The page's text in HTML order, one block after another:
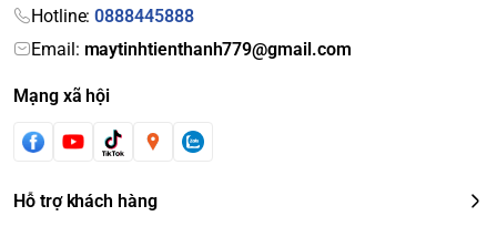
Hotline:0888445888
Email: maytinhtienthanh779@gmail.com
Mạng xã hội
Hỗ trợ khách hàng